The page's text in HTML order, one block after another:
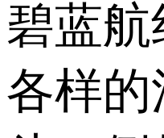
碧蓝
各样